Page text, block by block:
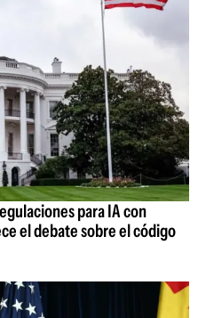
para IA con
el debate sobre el código